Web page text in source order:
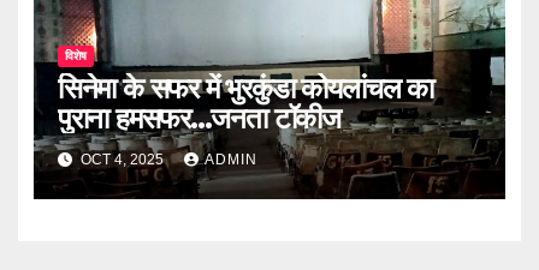
विशेष
सिनेमा के सफर में भुरकुंडा कोयलांचल का
पुराना हमसफर...जनता टॉकीज
OCT 4, 2025 ADMIN